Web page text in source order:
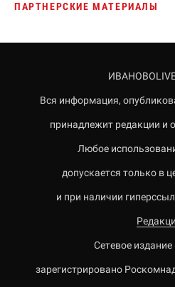
ПАРТНЕРСКИЕ МАТЕРИАЛЫ
Вся информация,
принадлежит редакции и
Любое
допускается только в
и при наличии
Сетевое
зарегистрировано